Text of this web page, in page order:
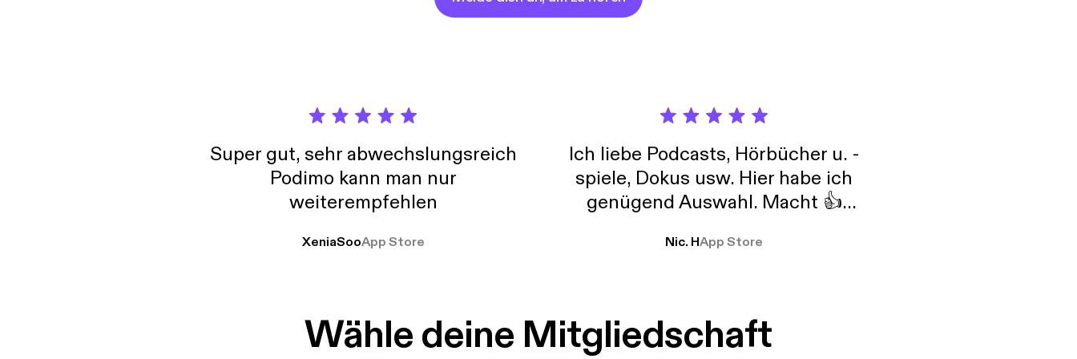
we can do to stop these individuals and protect ourselves
Super gut, sehr abwechslungsreich
Podimo kann man nur
weiterempfehlen
XeniaSooApp Store
Ich liebe Podcasts, Hörbücher u. -
spiele, Dokus usw. Hier habe ich
genügend Auswahl. Macht 👍
Nic. HApp Store
Wähle deine Mitgliedschaft